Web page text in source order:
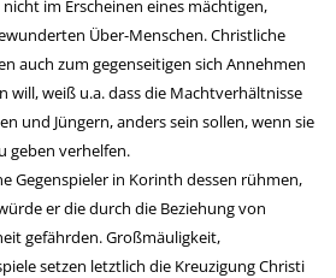
nicht im Erscheinen eines mächtigen,
Über-Menschen. Christliche
auch zum gegenseitigen sich Annehmen
will, weiß u.a. dass die Machtverhältnisse
und Jüngern, anders sein sollen, wenn sie
geben verhelfen.
Gegenspieler in Korinth dessen rühmen,
er die durch die Beziehung von
gefährden. Großmäuligkeit,
setzen letztlich die Kreuzigung Christi